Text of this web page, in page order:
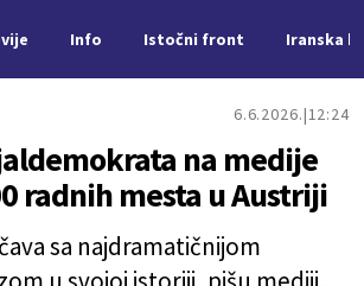
Info Istočni front Iranska
6.6.2026. 12:24
na medije
radnih mesta u Austriji
sa najdramatičnijom